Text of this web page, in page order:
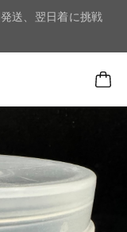
送、翌日着に挑戦